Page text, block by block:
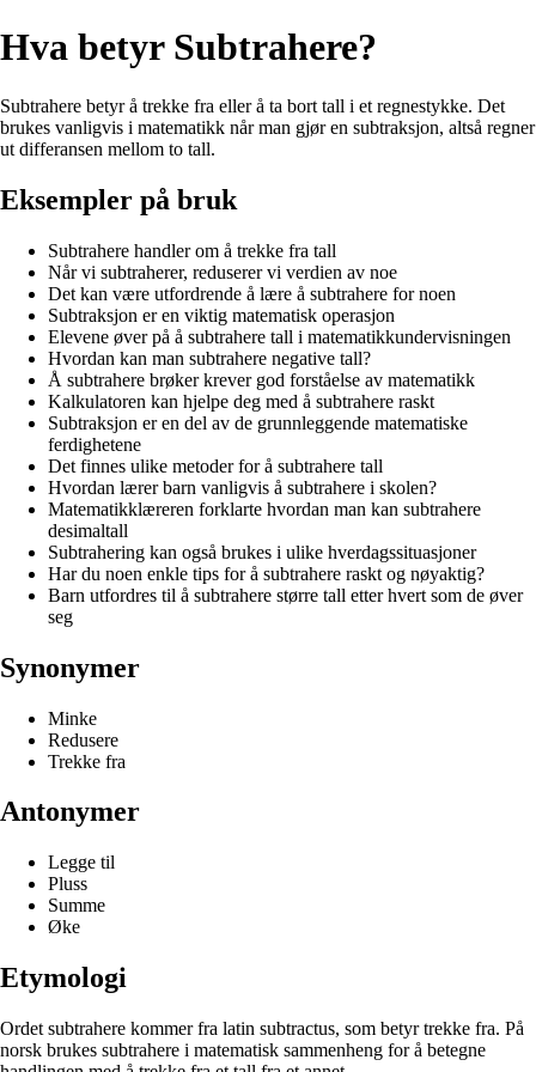
Hva betyr Subtrahere?
Subtrahere betyr å trekke fra eller å ta bort tall i et regnestykke. Det
brukes vanligvis i matematikk når man gjør en subtraksjon, altså regner
ut differansen mellom to tall.
Eksempler på bruk
Subtrahere handler om å trekke fra tall
Når vi subtraherer, reduserer vi verdien av noe
Det kan være utfordrende å lære å subtrahere for noen
Subtraksjon er en viktig matematisk operasjon
Elevene øver på å subtrahere tall i matematikkundervisningen
Hvordan kan man subtrahere negative tall?
Å subtrahere brøker krever god forståelse av matematikk
Kalkulatoren kan hjelpe deg med å subtrahere raskt
Subtraksjon er en del av de grunnleggende matematiske
ferdighetene
Det finnes ulike metoder for å subtrahere tall
Hvordan lærer barn vanligvis å subtrahere i skolen?
Matematikklæreren forklarte hvordan man kan subtrahere
desimaltall
Subtrahering kan også brukes i ulike hverdagssituasjoner
Har du noen enkle tips for å subtrahere raskt og nøyaktig?
Barn utfordres til å subtrahere større tall etter hvert som de øver
seg
Synonymer
Minke
Redusere
Trekke fra
Antonymer
Legge til
Pluss
Summe
Øke
Etymologi
Ordet subtrahere kommer fra latin subtractus, som betyr trekke fra. På
norsk brukes subtrahere i matematisk sammenheng for å betegne